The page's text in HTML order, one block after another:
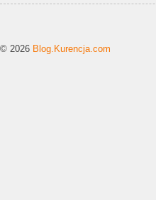
© 2026 Blog.Kurencja.com